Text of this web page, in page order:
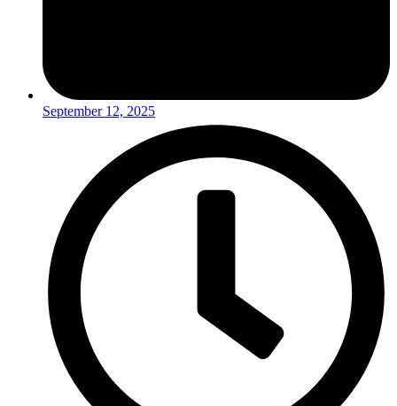
September 12, 2025